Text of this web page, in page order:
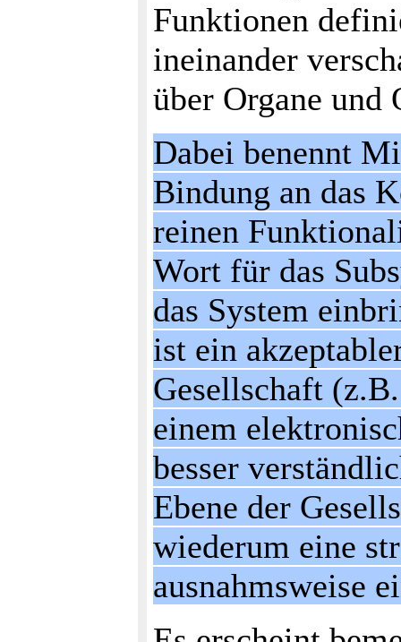
Funktionen
ineinander
über Organe
Dabei benennt
Bindung an das
reinen
Wort für das
das System
ist ein
Gesellschaft
einem
besser
Ebene der
wiederum eine
ausnahmsweise